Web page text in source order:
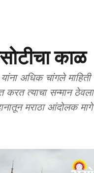
काळ
अधिक चांगले माहिती
करत त्याचा सन्मान ठेवला
मराठा आंदोलक मागे